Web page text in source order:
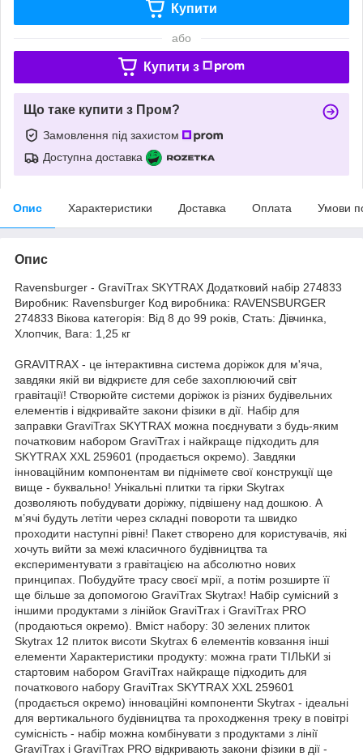
Купити
або
Купити з
Що таке купити з Пром?
Замовлення під захистом
Доступна доставка
Опис Характеристики Доставка Оплата Умови
Опис
Ravensburger - GraviTrax SKYTRAX Додатковий набір 274833
Виробник: Ravensburger Код виробника: RAVENSBURGER
274833 Вікова категорія: Від 8 до 99 років, Стать: Дівчинка,
Хлопчик, Вага: 1,25 кг
GRAVITRAX - це інтерактивна система доріжок для м'яча,
завдяки якій ви відкриєте для себе захоплюючий світ
гравітації! Створюйте системи доріжок із різних будівельних
елементів і відкривайте закони фізики в дії. Набір для
заправки GraviTrax SKYTRAX можна поєднувати з будь-яким
початковим набором GraviTrax і найкраще підходить для
SKYTRAX XXL 259601 (продається окремо). Завдяки
інноваційним компонентам ви піднімете свої конструкції ще
вище - буквально! Унікальні плитки та гірки Skytrax
дозволяють побудувати доріжку, підвішену над дошкою. А
м’ячі будуть летіти через складні повороти та швидко
проходити наступні рівні! Пакет створено для користувачів, які
хочуть вийти за межі класичного будівництва та
експериментувати з гравітацією на абсолютно нових
принципах. Побудуйте трасу своєї мрії, а потім розширте її
ще більше за допомогою GraviTrax Skytrax! Набір сумісний з
іншими продуктами з лінійок GraviTrax і GraviTrax PRO
(продаються окремо). Вміст набору: 30 зелених плиток
Skytrax 12 плиток висоти Skytrax 6 елементів ковзання інші
елементи Характеристики продукту: можна грати ТІЛЬКИ зі
стартовим набором GraviTrax найкраще підходить для
початкового набору GraviTrax SKYTRAX XXL 259601
(продається окремо) інноваційні компоненти Skytrax - ідеальні
для вертикального будівництва та проходження треку в повітрі
сумісність - набір можна комбінувати з продуктами з лінії
GraviTrax і GraviTrax PRO відкривають закони фізики в дії -